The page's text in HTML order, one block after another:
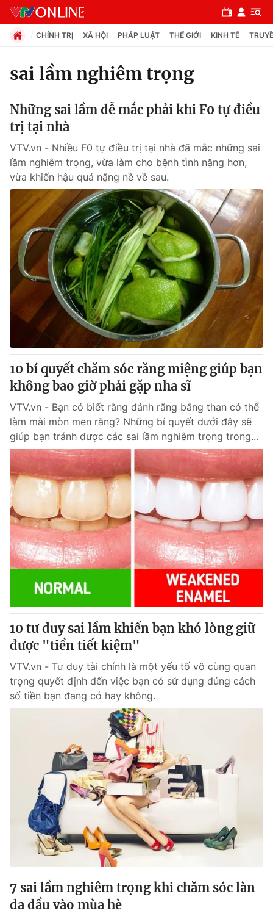
Chuyên mục
Chính trị
Xã hội
Pháp luật
Y tế
Thế giới
Tin tức
Thế giới đó đây
Câu chuyện quốc tế
Kinh tế
Tài chính
Thị trường
Góc doanh nghiệp
Dữ liệu và đời sống
Truyền hình
Phim VTV
Hậu trường
Nhân vật
Khán giả
Giải sao mai
Giải trí
Điện ảnh
Âm nhạc
Sao
Đời sống
Du lịch
Làm đẹp
Chất lượng cuộc sống
Giáo dục
Tuyển sinh
Học trực tuyến
Công nghệ
Hitech Công nghệ tương lai
Sản phẩm
Thị trường
Tư vấn
Giao lưu trực tuyến
Lịch phát sóng
Chuyên mục khác
Emagazine Podcast
Photo Infographic
Shorts video
VTV Money VTV Thể thao
VTV Sức khoẻ Bất động sản
Thị trường 24h Tấm lòng Việt
VTV9 VTV8
CHÍNH TRỊ XÃ HỘI PHÁP LUẬT THẾ GIỚI KINH TẾ
sai lầm nghiêm trọng
Những sai lầm dễ mắc phải khi F0 tự điều
trị tại nhà
VTV.vn - Nhiều F0 tự điều trị tại nhà đã mắc những sai
lầm nghiêm trọng, vừa làm cho bệnh tình nặng hơn,
vừa khiến hậu quả nặng nề về sau.
10 bí quyết chăm sóc răng miệng giúp bạn
không bao giờ phải gặp nha sĩ
VTV.vn - Bạn có biết rằng đánh răng bằng than có thể
làm mài mòn men răng? Những bí quyết dưới đây sẽ
giúp bạn tránh được các sai lầm nghiêm trọng trong...
10 tư duy sai lầm khiến bạn khó lòng giữ
được "tiền tiết kiệm"
VTV.vn - Tư duy tài chính là một yếu tố vô cùng quan
trọng quyết định đến việc bạn có sử dụng đúng cách
số tiền bạn đang có hay không.
7 sai lầm nghiêm trọng khi chăm sóc làn
da dầu vào mùa hè